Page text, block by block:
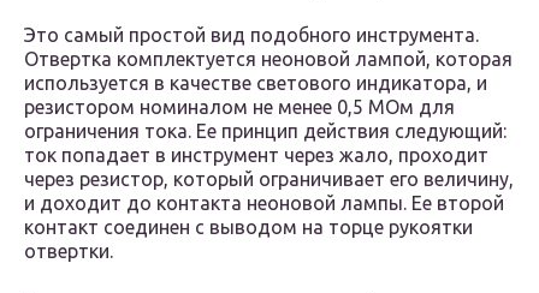
Это самый простой вид подобного инструмента.
Отвертка комплектуется неоновой лампой, которая
используется в качестве светового индикатора, и
резистором номиналом не менее 0,5 МОм для
ограничения тока. Ее принцип действия следующий:
ток попадает в инструмент через жало, проходит
через резистор, который ограничивает его величину,
и доходит до контакта неоновой лампы. Ее второй
контакт соединен с выводом на торце рукоятки
отвертки.